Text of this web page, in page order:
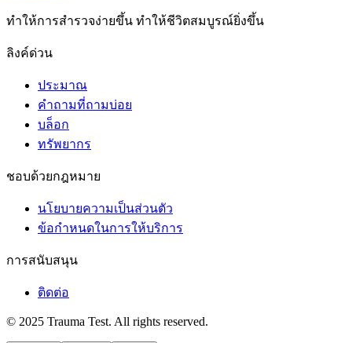
ทําให้การสํารวจง่ายขึ้น ทําให้ชีวิตสมบูรณ์ยิ่งขึ้น
ลิงค์ด่วน
ประมาณ
คำถามที่ถามบ่อย
บล็อก
ทรัพยากร
ชอบด้วยกฎหมาย
นโยบายความเป็นส่วนตัว
ข้อกําหนดในการให้บริการ
การสนับสนุน
ติดต่อ
© 2025 Trauma Test. All rights reserved.